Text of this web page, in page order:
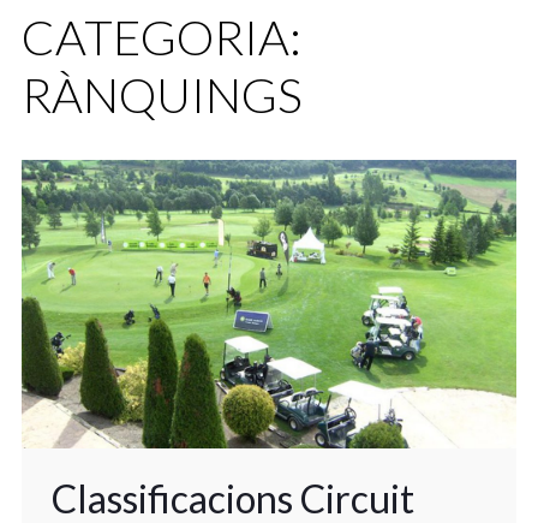
CATEGORIA:
RÀNQUINGS
Classificacions Circuit